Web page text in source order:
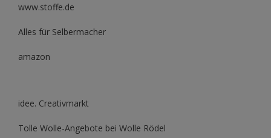
www.stoffe.de
Alles für Selbermacher
amazon
idee. Creativmarkt
Tolle Wolle-Angebote bei Wolle Rödel